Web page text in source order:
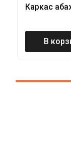
Каркас
В